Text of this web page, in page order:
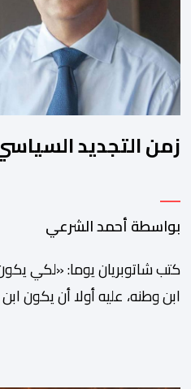
زمن التجديد
بواسطة أحمد الشرعي
كتب شاتوبريان يوما: «لكي
ابن وطنه، عليه أولا أن يكون